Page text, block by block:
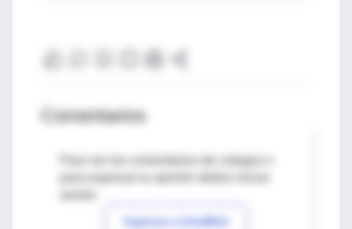
Comentarios
Para ver los comentarios de colegas o
Ingresar a IntraMed